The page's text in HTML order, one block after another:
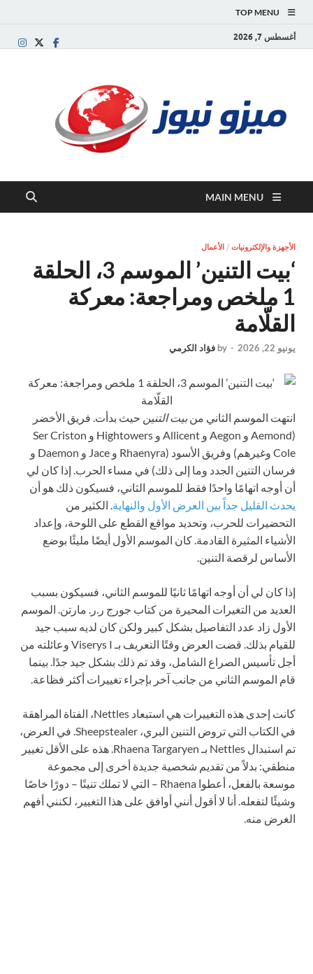
TOP MENU
أغسطس 7, 2026
MAIN MENU
الأجهزة والإلكترونيات / الأعمال
‘بيت التنين’ الموسم 3، الحلقة
1 ملخص ومراجعة: معركة
القلّامة
يونيو 22, 2026 -
by فؤاد الكرمي
انتهت الموسم الثاني من بيت التنين حيث بدأت. فريق الأخضر
(Aemond و Aegon و Allicent و Hightowers و Ser Criston
Cole وغيرهم) وفريق الأسود (Rhaenyra و Jace و Daemon و
فرسان التنين الجدد وما إلى ذلك) في مساء الحرب. إذا كان لي
أن أوجه اتهامًا واحدًا فقط للموسم الثاني، فسيكون ذلك هو أن
يحدث القليل جداً بين العرض الأول والنهاية. الكثير من
التحضيرات للحرب، وتحديد مواقع القطع على اللوحة، وإعداد
الأشياء المثيرة القادمة. كان الموسم الأول أيضًا مليئًا بوضع
الأساس لرقصة التنين.
إذا كان لي أن أوجه اتهامًا ثانيًا للموسم الثاني، فسيكون بسبب
العديد من التغيرات المحيرة من كتاب جورج ر.ر. مارتن. الموسم
الأول زاد عدد التفاصيل بشكل كبير ولكن كان لديه سبب جيد
للقيام بذلك. قضت العرض وقتًا التعريف بـ Viserys I وعائلته من
أجل تأسيس الصراع الشامل، وقد تم ذلك بشكل جيد جدًا. بينما
قام الموسم الثاني من جانب آخر بإجراء تغييرات أكثر فظاعة.
كانت إحدى هذه التغييرات هي استبعاد Nettles، الفتاة المراهقة
في الكتاب التي تروض التنين البري، Sheepstealer. في العرض،
تم استبدال Nettles بـ Rhaena Targaryen. هذه على الأقل تغيير
منطقي: بدلاً من تقديم شخصية جديدة أخرى إلى مجموعة
موسعة بالفعل، أعطوا Rhaena – التي لا تملك تنينًا – دورًا خاصًا
وشيئًا لتفعله. أنا لا أقول أنني أوافق على هذا التغيير، لكنني أفهم
الغرض منه.